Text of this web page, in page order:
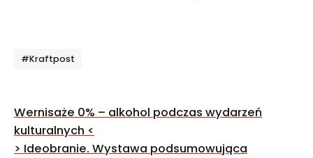
#Kraftpost
Nawigacja
wpisu
Wernisaże 0% – alkohol podczas wydarzeń
kulturalnych <
> Ideobranie. Wystawa podsumowująca